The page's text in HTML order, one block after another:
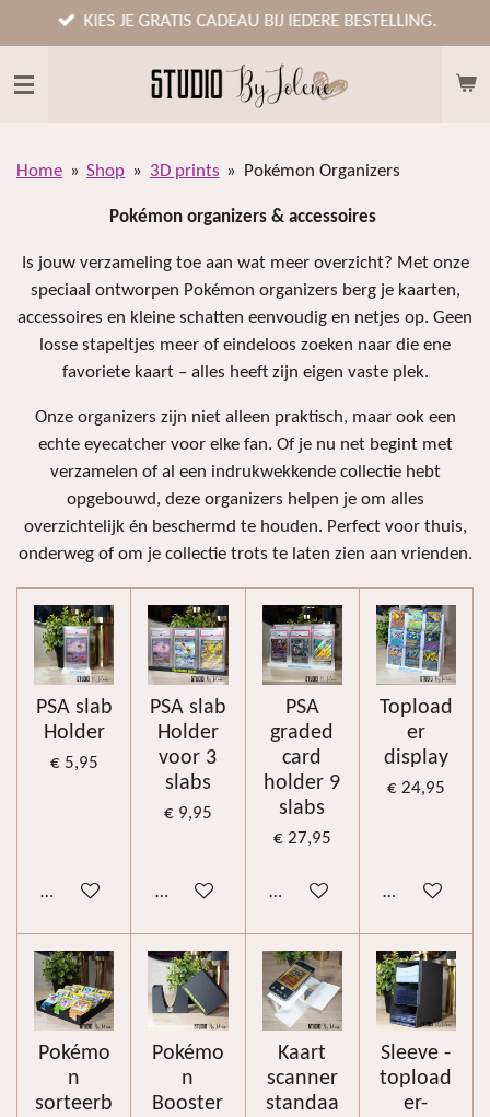
direct
naar
KIES JE GRATIS CADEAU BIJ IEDERE BESTELLING.
Home » Shop » 3D prints » Pokémon Organizers
Pokémon organizers & accessoires
Is jouw verzameling toe aan wat meer overzicht? Met onze
speciaal ontworpen Pokémon organizers berg je kaarten,
accessoires en kleine schatten eenvoudig en netjes op. Geen
losse stapeltjes meer of eindeloos zoeken naar die ene
favoriete kaart – alles heeft zijn eigen vaste plek.
Onze organizers zijn niet alleen praktisch, maar ook een
echte eyecatcher voor elke fan. Of je nu net begint met
verzamelen of al een indrukwekkende collectie hebt
opgebouwd, deze organizers helpen je om alles
overzichtelijk én beschermd te houden. Perfect voor thuis,
onderweg of om je collectie trots te laten zien aan vrienden.
PSA slab
Holder
€ 5,95
Bekijk details
PSA slab
Holder
voor 3
slabs
€ 9,95
Bekijk details
PSA
graded
card
holder 9
slabs
€ 27,95
Bekijk details
Topload
er
display
€ 24,95
Bekijk details
Pokémo
n
sorteerb
Pokémo
n
Booster
Kaart
scanner
standaa
Sleeve -
topload
er-